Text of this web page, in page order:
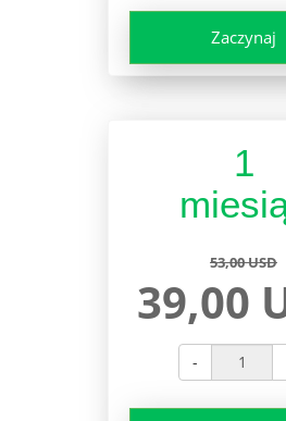
Zaczynaj
1
53,00 USD
39,00
-